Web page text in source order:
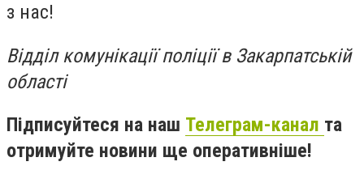
з нас!
Відділ комунікації поліції в Закарпатській
області
Підписуйтеся на наш Телеграм-канал та
отримуйте новини ще оперативніше!